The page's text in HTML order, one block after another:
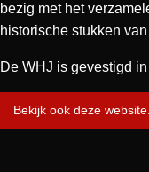
bezig met het
historische stukken
De WHJ is gevestigd
Bekijk ook deze website.